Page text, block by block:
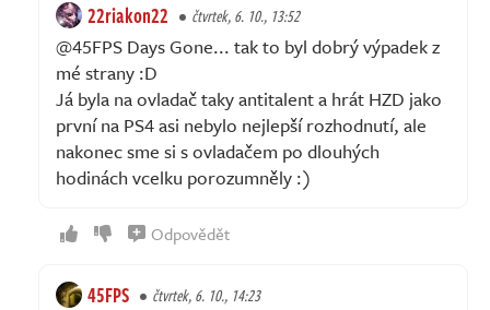
22riakon22 čtvrtek, 6. 10., 13:52
@45FPS Days Gone... tak to byl dobrý výpadek z
mé strany :D
Já byla na ovladač taky antitalent a hrát HZD jako
první na PS4 asi nebylo nejlepší rozhodnutí, ale
nakonec sme si s ovladačem po dlouhých
hodinách vcelku porozumněly :)
Odpovědět
45FPS čtvrtek, 6. 10., 14:23